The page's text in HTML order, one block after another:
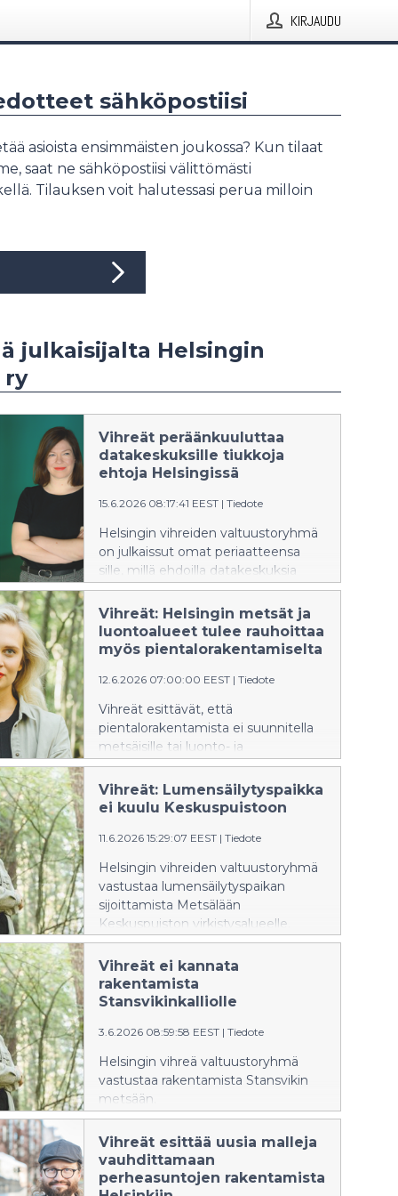
KIRJAUDU
sähköpostiisi
asioista ensimmäisten joukossa? Kun tilaat
saat ne sähköpostiisi välittömästi
Tilauksen voit halutessasi perua milloin
julkaisijalta Helsingin
ry
Vihreät peräänkuuluttaa
datakeskuksille tiukkoja
ehtoja Helsingissä
15.6.2026 08:17:41 EEST | Tiedote
Helsingin vihreiden valtuustoryhmä
on julkaissut omat periaatteensa
sille, millä ehdoilla datakeskuksia
voidaan sijoittaa Helsinkiin.
Datakeskukset ovat tervetulleita,
mutta eivät millä tahansa ehdoilla.
Vihreät: Helsingin metsät ja
luontoalueet tulee rauhoittaa
myös pientalorakentamiselta
12.6.2026 07:00:00 EEST | Tiedote
Vihreät esittävät, että
pientalorakentamista ei suunnitella
metsäisille tai luonto- ja
virkistysarvoiltaan arvokkaille alueille,
kun kaupunkiympäristölautakunta
käsittelee Helsingin
16.6.2026.
Vihreät: Lumensäilytyspaikka
ei kuulu Keskuspuistoon
11.6.2026 15:29:07 EEST | Tiedote
Helsingin vihreiden valtuustoryhmä
vastustaa lumensäilytyspaikan
sijoittamista Metsälään
Keskuspuiston virkistysalueelle.
Kaupunkiympäristölautakunta
päättää Metsäläntien
lumenvastaanottopaikan kaavasta
kokouksessaan 16.6.2026.
Vihreät ei kannata
rakentamista
Stansvikinkalliolle
3.6.2026 08:59:58 EEST | Tiedote
Helsingin vihreä valtuustoryhmä
vastustaa rakentamista Stansvikin
metsään.
Kaupunkiympäristölautakunnan
käsittelyssä on parhaillaan
Stansvikinkallion itäosan
kaavaehdotus, jossa Stansvikin
metsään ehdotetaan rakennettavan
Vihreät esittää uusia malleja
vauhdittamaan
perheasuntojen rakentamista